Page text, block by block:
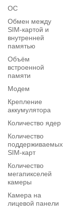
ОС
Обмен между
SIM-картой и
внутренней
памятью
Объём
встроенной
памяти
Модем
Крепление
аккумулятора
Количество ядер
Количество
поддерживаемых
SIM-карт
Количество
мегапикселей
камеры
Камера на
лицевой панели